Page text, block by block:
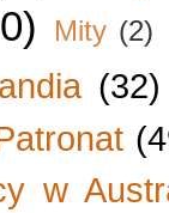
Mity (2)
(32)
w